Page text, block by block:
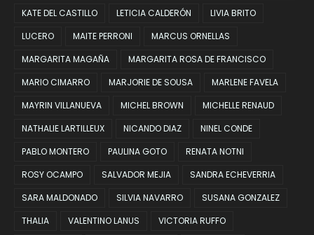
KATE DEL CASTILLO
LETICIA CALDERÓN
LIVIA BRITO
LUCERO
MAITE PERRONI
MARCUS ORNELLAS
MARGARITA MAGAÑA
MARGARITA ROSA DE FRANCISCO
MARIO CIMARRO
MARJORIE DE SOUSA
MARLENE FAVELA
MAYRIN VILLANUEVA
MICHEL BROWN
MICHELLE RENAUD
NATHALIE LARTILLEUX
NICANDO DIAZ
NINEL CONDE
PABLO MONTERO
PAULINA GOTO
RENATA NOTNI
ROSY OCAMPO
SALVADOR MEJIA
SANDRA ECHEVERRIA
SARA MALDONADO
SILVIA NAVARRO
SUSANA GONZALEZ
THALIA
VALENTINO LANUS
VICTORIA RUFFO